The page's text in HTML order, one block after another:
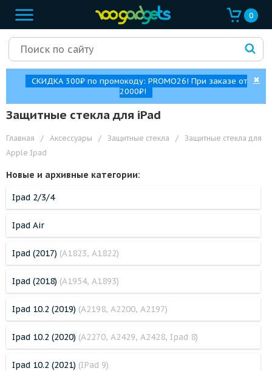
0
СКИДКА 300₽ по промокоду: PROMO26! При заказе от
2000₽!
✖
Защитные стекла для iPad
Главная / Аксессуары / Защитные стекла /
Защитные стекла для
Apple Ipad
Новые и архивные категории:
Ipad 2/3/4
Ipad Air
Ipad (2017) (A1823, A1822)
Ipad (2018) (A1954, A1893)
Ipad 10.2 (2019) (A2198, A2200, A2197)
Ipad 10.2 (2020) (A2270, A2429, A2428, Ipad 8)
Ipad 10.2 (2021) (IPad 9)